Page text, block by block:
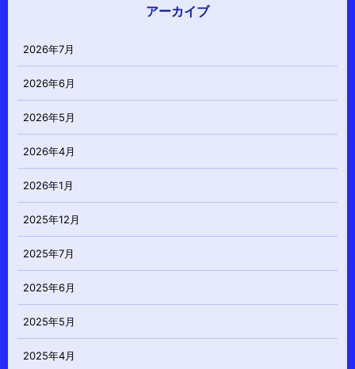
アーカイブ
2026年7月
2026年6月
2026年5月
2026年4月
2026年1月
2025年12月
2025年7月
2025年6月
2025年5月
2025年4月